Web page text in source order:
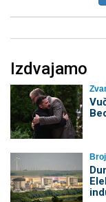
Izdvajamo